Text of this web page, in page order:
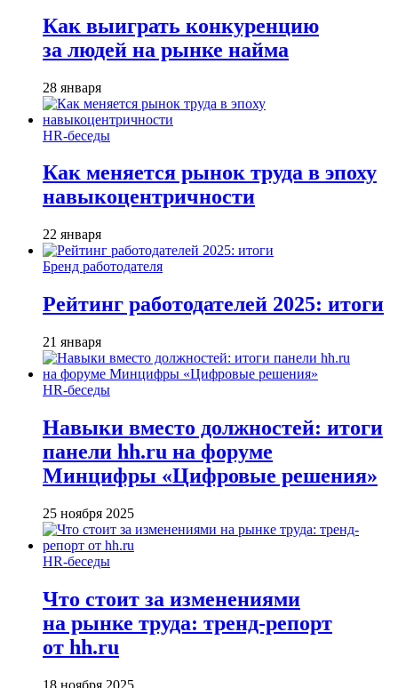
Как выиграть конкуренцию
за людей на рынке найма
28 января
HR-беседы
Как меняется рынок труда в эпоху
навыкоцентричности
22 января
Бренд работодателя
Рейтинг работодателей 2025: итоги
21 января
HR-беседы
Навыки вместо должностей: итоги
панели hh.ru на форуме
Минцифры «Цифровые решения»
25 ноября 2025
HR-беседы
Что стоит за изменениями
на рынке труда: тренд-репорт
от hh.ru
18 ноября 2025